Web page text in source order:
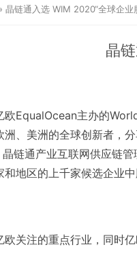
晶链通入选 WIM 2020“全球企业
晶
欧EqualOcean主办的
洲、美洲的全球创新者，
晶链通产业互联网供应链
地区的上千家候选企业中
欧关注的重点行业，同时